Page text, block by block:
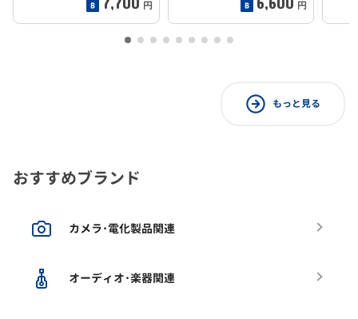
円 円
もっと見る
おすすめブランド
カメラ･電化製品関連
オーディオ･楽器関連